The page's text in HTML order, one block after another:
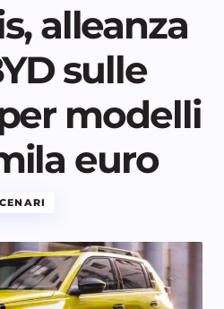
alleanza
sulle
modelli
euro